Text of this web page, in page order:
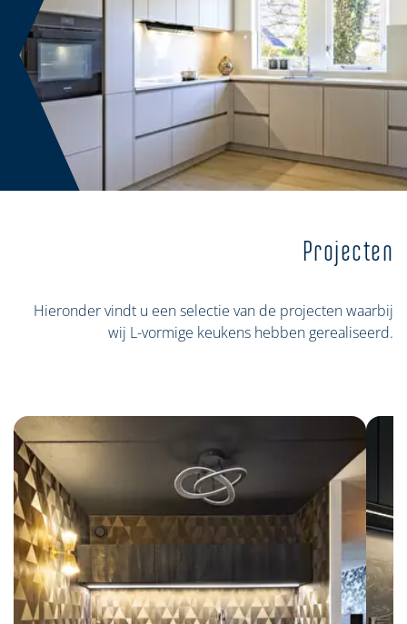
Projecten
Hieronder vindt u een selectie van de projecten waarbij
wij L-vormige keukens hebben gerealiseerd.